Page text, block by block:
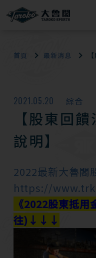
首頁 最新消息
2021.05.20 綜合
【股東回
說明】
2022最新大魯閣
https://
《2022股東抵
往)↓↓↓